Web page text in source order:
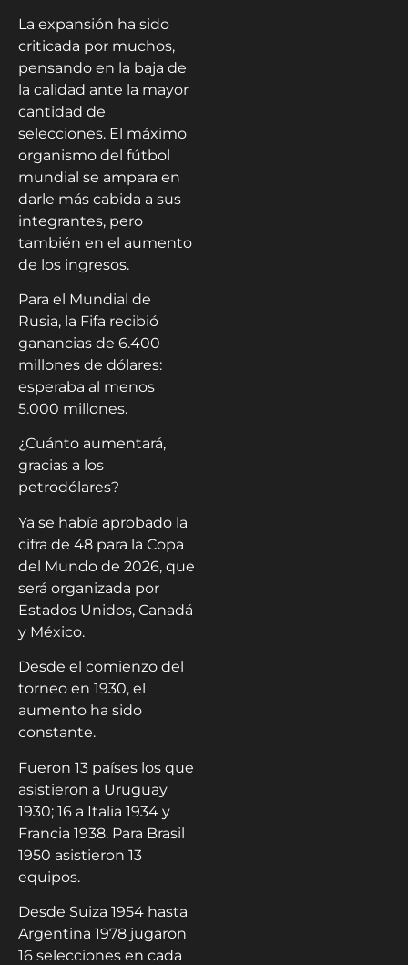
La expansión ha sido
criticada por muchos,
pensando en la baja de
la calidad ante la mayor
cantidad de
selecciones. El máximo
organismo del fútbol
mundial se ampara en
darle más cabida a sus
integrantes, pero
también en el aumento
de los ingresos.
Para el Mundial de
Rusia, la Fifa recibió
ganancias de 6.400
millones de dólares:
esperaba al menos
5.000 millones.
¿Cuánto aumentará,
gracias a los
petrodólares?
Ya se había aprobado la
cifra de 48 para la Copa
del Mundo de 2026, que
será organizada por
Estados Unidos, Canadá
y México.
Desde el comienzo del
torneo en 1930, el
aumento ha sido
constante.
Fueron 13 países los que
asistieron a Uruguay
1930; 16 a Italia 1934 y
Francia 1938. Para Brasil
1950 asistieron 13
equipos.
Desde Suiza 1954 hasta
Argentina 1978 jugaron
16 selecciones en cada